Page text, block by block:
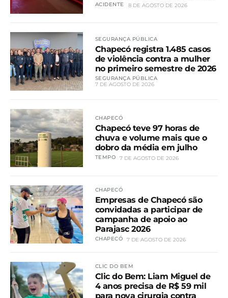
ACIDENTE 8 DE AGOSTO DE 2026
SEGURANÇA PÚBLICA
Chapecó registra 1.485 casos
de violência contra a mulher
no primeiro semestre de 2026
SEGURANÇA PÚBLICA
7 DE AGOSTO DE 2026
CHAPECÓ
Chapecó teve 97 horas de
chuva e volume mais que o
dobro da média em julho
TEMPO 7 DE AGOSTO DE 2026
CHAPECÓ
Empresas de Chapecó são
convidadas a participar de
campanha de apoio ao
Parajasc 2026
CHAPECÓ 7 DE AGOSTO DE 2026
CLIC DO BEM
Clic do Bem: Liam Miguel de
4 anos precisa de R$ 59 mil
para nova cirurgia contra